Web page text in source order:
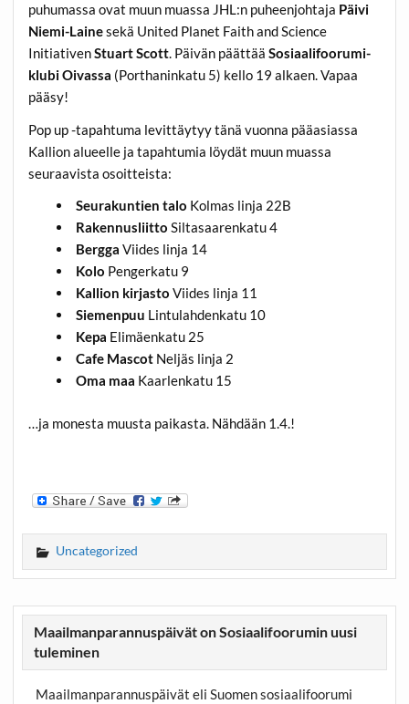
puhumassa ovat muun muassa JHL:n puheenjohtaja Päivi
Niemi-Lainesekä United Planet Faith and Science
InitiativenStuart Scott. Päivän päättääSosiaalifoorumi-
klubi Oivassa (Porthaninkatu 5) kello 19 alkaen. Vapaa
pääsy!
Pop up -tapahtuma levittäytyy tänä vuonna pääasiassa
Kallion alueelle ja tapahtumia löydät muun muassa
seuraavista osoitteista:
Seurakuntien talo Kolmas linja 22B
Rakennusliitto Siltasaarenkatu 4
Bergga Viides linja 14
Kolo Pengerkatu 9
Kallion kirjasto Viides linja 11
Siemenpuu Lintulahdenkatu 10
Kepa Elimäenkatu 25
Cafe Mascot Neljäs linja 2
Oma maa Kaarlenkatu 15
…ja monesta muusta paikasta. Nähdään 1.4.!
Uncategorized
Maailmanparannuspäivät on Sosiaalifoorumin uusi
tuleminen
Maailmanparannuspäivät eli Suomen sosiaalifoorumi